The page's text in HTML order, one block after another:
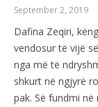
September 2, 2019
Dafina Zeqiri,
vendosur të vijë
nga më të
shkurt në ngjyrë
pak. Së fundmi